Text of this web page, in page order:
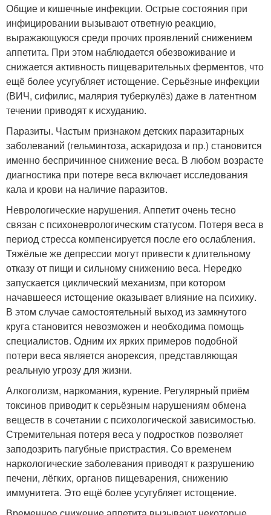
Общие и кишечные инфекции. Острые состояния при
инфицировании вызывают ответную реакцию,
выражающуюся среди прочих проявлений снижением
аппетита. При этом наблюдается обезвоживание и
снижается активность пищеварительных ферментов, что
ещё более усугубляет истощение. Серьёзные инфекции
(ВИЧ, сифилис, малярия туберкулёз) даже в латентном
течении приводят к исхуданию.
Паразиты. Частым признаком детских паразитарных
заболеваний (гельминтоза, аскаридоза и пр.) становится
именно беспричинное снижение веса. В любом возрасте
диагностика при потере веса включает исследования
кала и крови на наличие паразитов.
Неврологические нарушения. Аппетит очень тесно
связан с психоневрологическим статусом. Потеря веса в
период стресса компенсируется после его ослабления.
Тяжёлые же депрессии могут привести к длительному
отказу от пищи и сильному снижению веса. Нередко
запускается циклический механизм, при котором
начавшееся истощение оказывает влияние на психику.
В этом случае самостоятельный выход из замкнутого
круга становится невозможен и необходима помощь
специалистов. Одним их ярких примеров подобной
потери веса является анорексия, представляющая
реальную угрозу для жизни.
Алкоголизм, наркомания, курение. Регулярный приём
токсинов приводит к серьёзным нарушениям обмена
веществ в сочетании с психологической зависимостью.
Стремительная потеря веса у подростков позволяет
заподозрить пагубные пристрастия. Со временем
наркологические заболевания приводят к разрушению
печени, лёгких, органов пищеварения, снижению
иммунитета. Это ещё более усугубляет истощение.